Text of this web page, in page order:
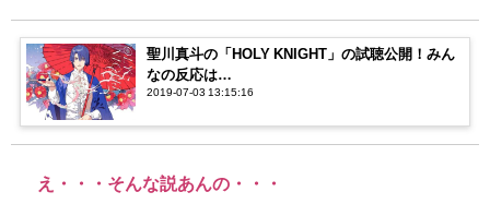
聖川真斗の「HOLY KNIGHT」の試聴公開！みん
なの反応は…
2019-07-03 13:15:16
え・・・そんな説あんの・・・